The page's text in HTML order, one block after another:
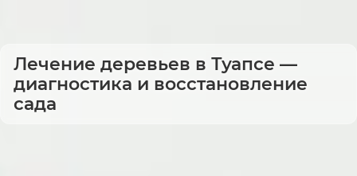
Лечение деревьев в Туапсе —
диагностика и восстановление
сада